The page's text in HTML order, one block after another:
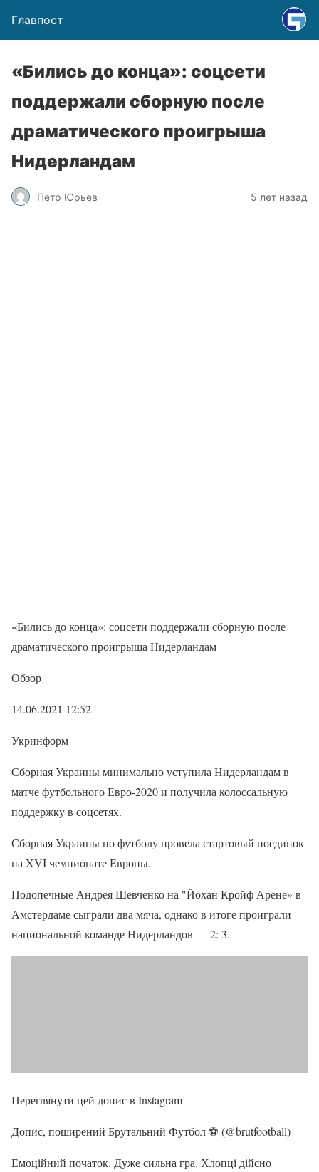
Главпост
«Бились до конца»: соцсети
поддержали сборную после
драматического проигрыша
Нидерландам
Петр Юрьев 5 лет назад
«Бились до конца»: соцсети поддержали сборную после
драматического проигрыша Нидерландам
Обзор
14.06.2021 12:52
Укринформ
Сборная Украины минимально уступила Нидерландам в
матче футбольного Евро-2020 и получила колоссальную
поддержку в соцсетях.
Сборная Украины по футболу провела стартовый поединок
на XVI чемпионате Европы.
Подопечные Андрея Шевченко на "Йохан Кройф Арене» в
Амстердаме сыграли два мяча, однако в итоге проиграли
национальной команде Нидерландов — 2: 3.
Переглянути цей допис в Instagram
Допис, поширений Брутальний Футбол ⚽️ (@brutfootball)
Емоційний початок. Дуже сильна гра. Хлопці дійсно